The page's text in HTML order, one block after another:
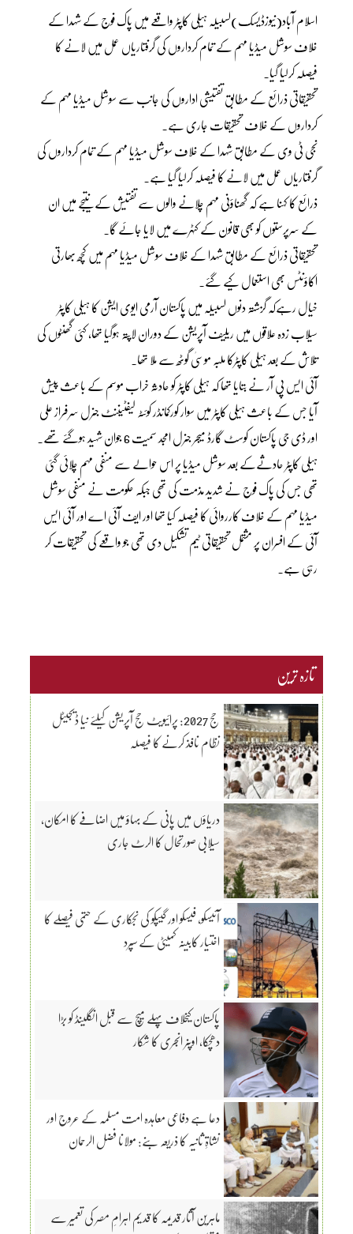
اسلام آباد(نیوزڈیسک)لسبیلہ ہیلی کاپٹر واقعے میں پاک فوج کے شہدا کے
خلاف سوشل میڈیا مہم کے تمام کرداروں کی گرفتاریاں عمل میں لانے کا
فیصلہ کرلیا گیا۔
تحقیقاتی ذرائع کے مطابق تفتیشی اداروں کی جانب سے سوشل میڈیا مہم کے
کرداروں کے خلاف تحقیقات جاری ہے۔
نجی ٹی وی کے مطابق شہدا کے خلاف سوشل میڈیا مہم کے تمام کرداروں کی
گرفتاریاں عمل میں لانے کا فیصلہ کرلیا گیا ہے۔
ذرائع کا کہنا ہے کہ گھناؤنی مہم چلانے والوں سے تفتیش کے نتیجے میں ان
کے سرپرستوں کو بھی قانون کے کٹہرے میں لایا جائے گا۔
تحقیقاتی ذرائع کے مطابق شہدا کے خلاف سوشل میڈیا مہم میں کچھ بھارتی
اکاؤنٹس بھی استعمال کیے گئے۔
خیال رہےکہ گزشتہ دنوں لسبیلہ میں پاکستان آرمی ایوی ایشن کا ہیلی کاپٹر
سیلاب زدہ علاقوں میں ریلیف آپریشن کے دوران لاپتہ ہوگیا تھا، کئی گھنٹوں کی
تلاش کے بعد ہیلی کاپٹرکا ملبہ موسیٰ گوٹھ سے ملا تھا۔
آئی ایس پی آر نے بتایا تھا کہ ہیلی کاپٹر کو حادثہ خراب موسم کے باعث پیش
آیا جس کے باعث ہیلی کاپٹر میں سوار کورکمانڈر کوئٹہ لیفٹیننٹ جنرل سرفراز علی
اور ڈی جی پاکستان کوسٹ گارڈ میجر جنرل امجد سمیت 6 جوان شہید ہوگئے تھے۔
ہیلی کاپٹر حادثےکے بعد سوشل میڈیا پر اس حوالے سے منفی مہم چلائی گئی
تھی جس کی پاک فوج نے شدید مذمت کی تھی جبکہ حکومت نے منفی سوشل
میڈیا مہم کے خلاف کارروائی کا فیصلہ کیا تھا اور ایف آئی اے اور آئی ایس
آئی کے افسران پر مشتمل تحقیقاتی ٹیم تشکیل دی تھی جو واقعے کی تحقیقات کر
رہی ہے۔
تازہ ترین
حج 2027: پرائیویٹ حج آپریشن کیلئے نیا ڈیجیٹل
نظام نافذ کرنے کا فیصلہ
دریاؤں میں پانی کے بہاؤ میں اضافے کا امکان،
سیلابی صورتحال کا الرٹ جاری
آئیسکو، فیسکو اور گیپکو کی نجکاری کے حتمی فیصلے کا
اختیار کابینہ کمیٹی کے سپرد
پاکستان کیخلاف پہلے میچ سے قبل انگلینڈ کو بڑا
دھچکا، اوپنر انجری کا شکار
دعا ہے دفاعی معاہدہ امت مسلمہ کے عروج اور
نشاۃِ ثانیہ کا ذریعہ بنے: مولانا فضل الرحمان
ماہرین آثار قدیمہ کا قدیم اہرامِ مصر کی تعمیر سے